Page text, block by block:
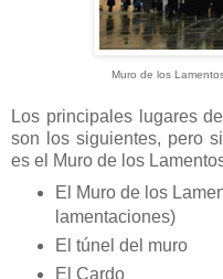
Muro de los
Los principales lugares
son los siguientes, pero
es el Muro de los
El Muro de los
lamentaciones)
El túnel del muro
El Cardo